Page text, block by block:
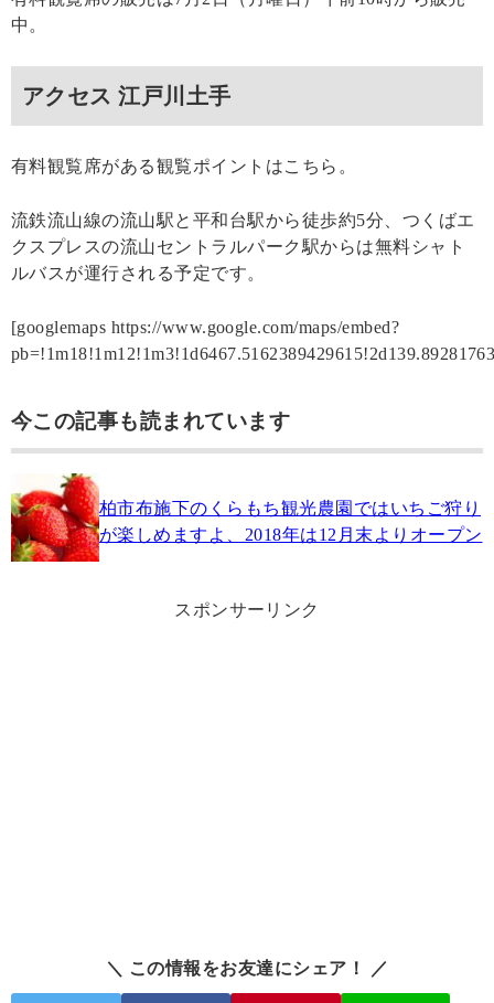
中。
アクセス 江戸川土手
有料観覧席がある観覧ポイントはこちら。
流鉄流山線の流山駅と平和台駅から徒歩約5分、つくばエ
クスプレスの流山セントラルパーク駅からは無料シャト
ルバスが運行される予定です。
[googlemaps https://www.google.com/maps/embed?
今この記事も読まれています
柏市布施下のくらもち観光農園ではいちご狩り
が楽しめますよ、2018年は12月末よりオープン
スポンサーリンク
＼ この情報をお友達にシェア！ ／